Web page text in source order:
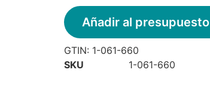
Añadir al presupuesto
GTIN: 1-061-660
SKU
1-061-660